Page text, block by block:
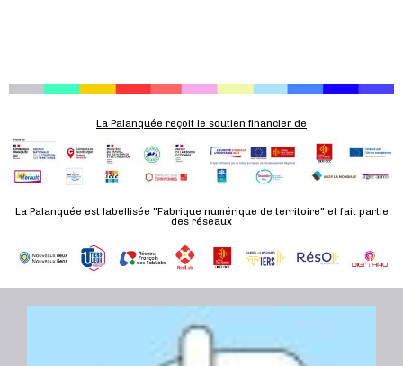
La Palanquée reçoit le soutien financier de
La Palanquée est labellisée "Fabrique numérique de territoire" et fait partie
des réseaux